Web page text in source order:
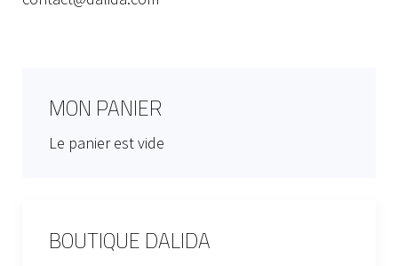
MON PANIER
Le panier est vide
BOUTIQUE DALIDA